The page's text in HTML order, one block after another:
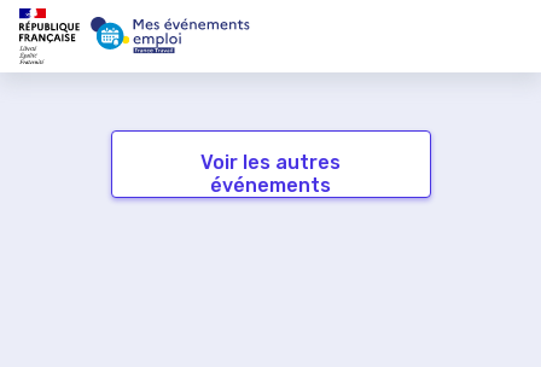
Voir les autres
événements